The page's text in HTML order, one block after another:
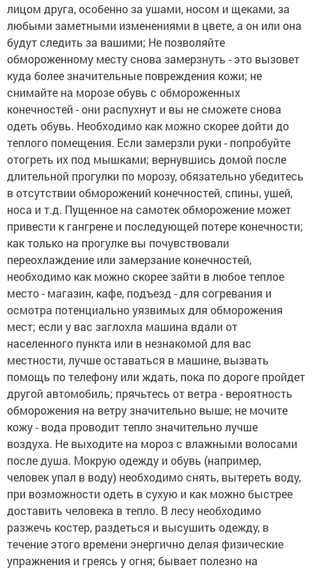
лицом друга, особенно за ушами, носом и щеками, за
любыми заметными изменениями в цвете, а он или она
будут следить за вашими; Не позволяйте
обмороженному месту снова замерзнуть - это вызовет
куда более значительные повреждения кожи; не
снимайте на морозе обувь с обмороженных
конечностей - они распухнут и вы не сможете снова
одеть обувь. Необходимо как можно скорее дойти до
теплого помещения. Если замерзли руки - попробуйте
отогреть их под мышками; вернувшись домой после
длительной прогулки по морозу, обязательно убедитесь
в отсутствии обморожений конечностей, спины, ушей,
носа и т.д. Пущенное на самотек обморожение может
привести к гангрене и последующей потере конечности;
как только на прогулке вы почувствовали
переохлаждение или замерзание конечностей,
необходимо как можно скорее зайти в любое теплое
место - магазин, кафе, подъезд - для согревания и
осмотра потенциально уязвимых для обморожения
мест; если у вас заглохла машина вдали от
населенного пункта или в незнакомой для вас
местности, лучше оставаться в машине, вызвать
помощь по телефону или ждать, пока по дороге пройдет
другой автомобиль; прячьтесь от ветра - вероятность
обморожения на ветру значительно выше; не мочите
кожу - вода проводит тепло значительно лучше
воздуха. Не выходите на мороз с влажными волосами
после душа. Мокрую одежду и обувь (например,
человек упал в воду) необходимо снять, вытереть воду,
при возможности одеть в сухую и как можно быстрее
доставить человека в тепло. В лесу необходимо
разжечь костер, раздеться и высушить одежду, в
течение этого времени энергично делая физические
упражнения и греясь у огня; бывает полезно на